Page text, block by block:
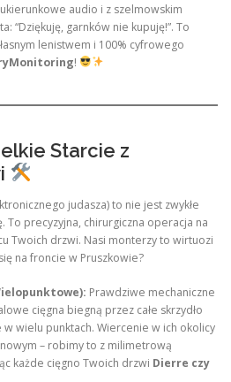
audio i z szelmowskim
“Dziękuję, garnków nie kupuję!”. To
lenistwem i 100% cyfrowego
!
Starcie z
judasza) to nie jest zwykłe
To precyzyjna, chirurgiczna operacja na
Twoich drzwi. Nasi monterzy to wirtuozi
na froncie w Pruszkowie?
Prawdziwe mechaniczne
cięgna biegną przez całe skrzydło
wielu punktach. Wiercenie w ich okolicy
– robimy to z milimetrową
każde cięgno Twoich drzwi Dierre czy